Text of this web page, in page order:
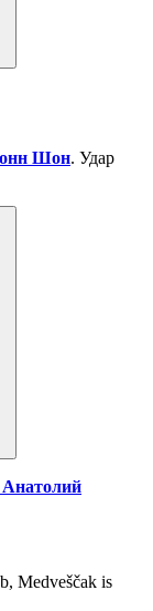
Шон. Удар
Medveščak is